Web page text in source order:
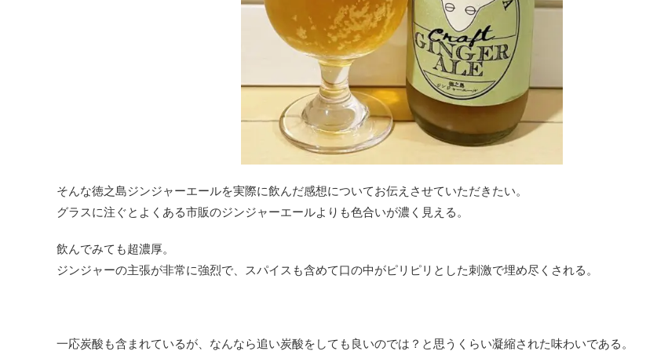
そんな徳之島ジンジャーエールを実際に飲んだ感想についてお伝えさせていただきたい。
グラスに注ぐとよくある市販のジンジャーエールよりも色合いが濃く見える。
飲んでみても超濃厚。
ジンジャーの主張が非常に強烈で、スパイスも含めて口の中がピリピリとした刺激で埋め尽くされる。
一応炭酸も含まれているが、なんなら追い炭酸をしても良いのでは？と思うくらい凝縮された味わいである。